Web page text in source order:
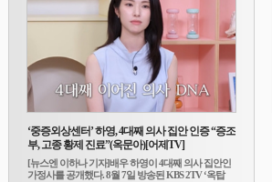
‘중증외상센터’ 하영, 4대째 의사 집안 인증 “증조
부, 고종 황제 진료”(옥문아)[어제TV]
[뉴스엔 이하나 기자]배우 하영이 4대째 의사 집안인
가정사를 공개했다. 8월 7일 방송된 KBS 2TV ‘옥탑